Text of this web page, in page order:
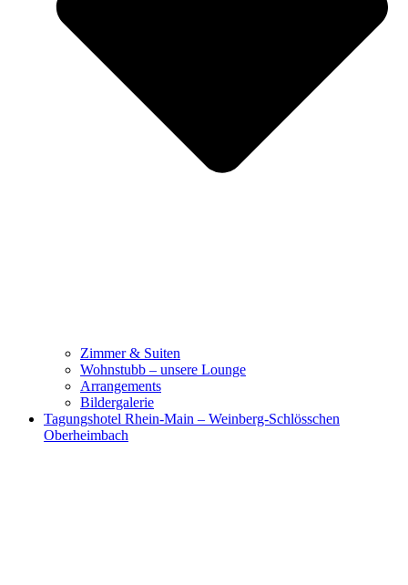
Zimmer & Suiten
Wohnstubb – unsere Lounge
Arrangements
Bildergalerie
Tagungshotel Rhein-Main – Weinberg-Schlösschen
Oberheimbach